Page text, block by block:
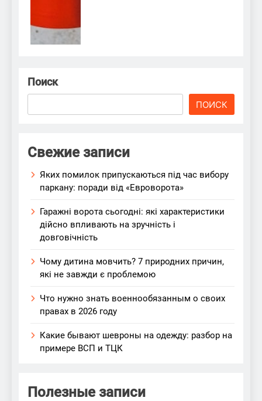
Поиск
ПОИСК
Свежие записи
Яких помилок припускаються під час вибору
паркану: поради від «Евроворота»
Гаражні ворота сьогодні: які характеристики
дійсно впливають на зручність і
довговічність
Чому дитина мовчить? 7 природних причин,
які не завжди є проблемою
Что нужно знать военнообязанным о своих
правах в 2026 году
Какие бывают шевроны на одежду: разбор на
примере ВСП и ТЦК
Полезные записи